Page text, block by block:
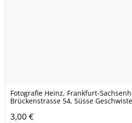
Fotografie Heinz, Frankfurt-
Brückenstrasse 54, Süsse
3,00 €